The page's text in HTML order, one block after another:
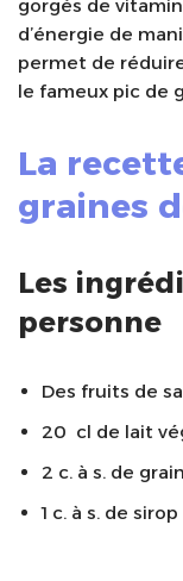
gorgés de
d’énergie de
permet de
le fameux pic de
La
graines
Les
personne
Des fruits de
20 cl de lait
2 c. à s. de
1 c. à s. de sirop